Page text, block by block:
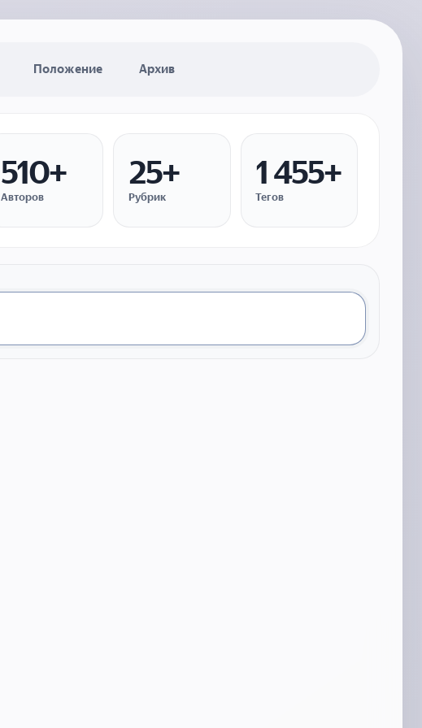
Положение Архив
510+
Авторов
25+
Рубрик
1 455+
Тегов